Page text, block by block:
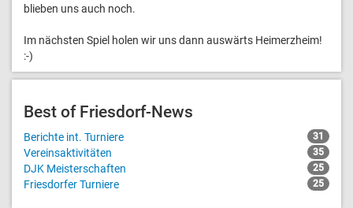
blieben uns auch noch.
Im nächsten Spiel holen wir uns dann auswärts Heimerzheim!
:-)
Best of Friesdorf-News
Berichte int. Turniere 31
Vereinsaktivitäten 35
DJK Meisterschaften 25
Friesdorfer Turniere 25